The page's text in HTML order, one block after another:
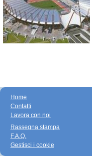
Home
Contatti
Lavora con noi
Rassegna stampa
F.A.Q.
Gestisci i cookie